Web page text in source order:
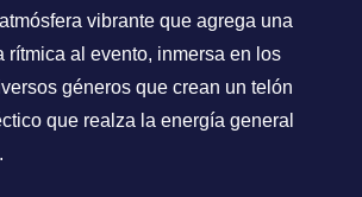
vibrante que agrega una
rítmica al evento, inmersa en los
géneros que crean un telón
que realza la energía general